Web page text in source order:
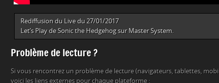
Rediffusion du Live du 27/01/2017
Let’s Play de Sonic the Hedgehog sur Master System.
Problème de lecture ?
Si vous rencontrez un problème de lecture (navigateurs, tablettes,
voici les liens externes pour chaque plateforme :